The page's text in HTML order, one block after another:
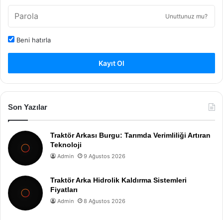
Unuttunuz mu?
Beni hatırla
Kayıt Ol
Son Yazılar
Traktör Arkası Burgu: Tarımda Verimliliği Artıran
Teknoloji
Admin 9 Ağustos 2026
Traktör Arka Hidrolik Kaldırma Sistemleri
Fiyatları
Admin 8 Ağustos 2026